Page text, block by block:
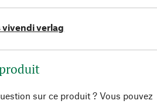
vivendi verlag
sur ce produit ? Vous pouvez